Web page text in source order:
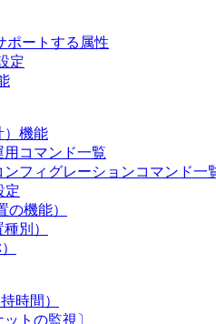
ポートする属性
定
）機能
用コマンド一覧
ンフィグレーションコマンド一
定
の機能）
別）
時間）
トの監視〕